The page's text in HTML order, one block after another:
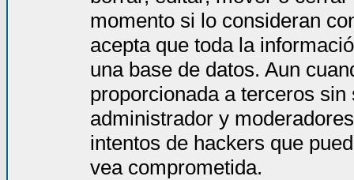
momento si lo consideran
acepta que toda la
una base de datos. Aun
proporcionada a terceros
administrador y
intentos de hackers que
vea comprometida.